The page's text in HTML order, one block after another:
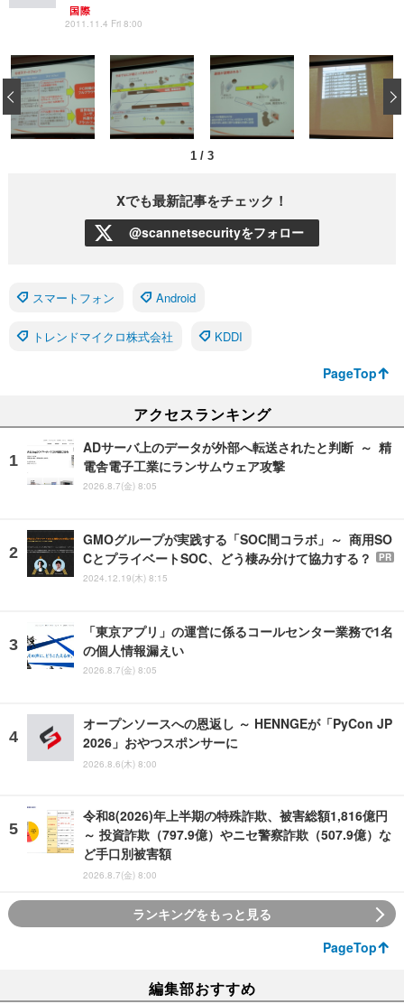
国際
2011.11.4 Fri 8:00
1 / 3
‹
Xでも最新記事をチェック！
@scannetsecurityをフォロー
スマートフォン Android
トレンドマイクロ株式会社 KDDI
PageTop
アクセスランキング
ADサーバ上のデータが外部へ転送されたと判断 ～ 精
電舎電子工業にランサムウェア攻撃
2026.8.7(金) 8:05
GMOグループが実践する「SOC間コラボ」～ 商用SO
CとプライベートSOC、どう棲み分けて協力する？
PR
2024.12.19(木) 8:15
「東京アプリ」の運営に係るコールセンター業務で1名
の個人情報漏えい
2026.8.7(金) 8:05
オープンソースへの恩返し ～ HENNGEが「PyCon JP
2026」おやつスポンサーに
2026.8.6(木) 8:00
令和8(2026)年上半期の特殊詐欺、被害総額1,816億円
～ 投資詐欺（797.9億）やニセ警察詐欺（507.9億）な
ど手口別被害額
2026.8.7(金) 8:00
ランキングをもっと見る
PageTop
編集部おすすめ